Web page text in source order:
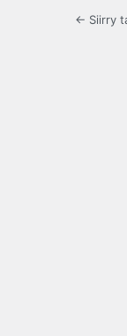
← Siirry